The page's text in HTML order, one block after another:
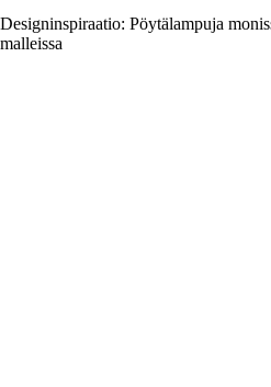
Designinspiraatio: Pöytälampuja
malleissa